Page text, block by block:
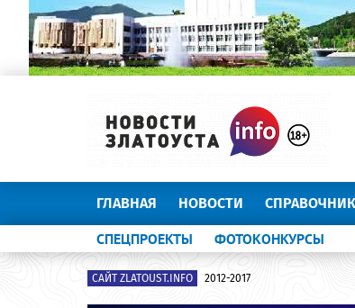
ГЛАВНАЯ НОВОСТИ
СПЕЦПРОЕКТЫ ФОТОКОНКУРСЫ
САЙТ ZLATOUST.INFO 2012-2017